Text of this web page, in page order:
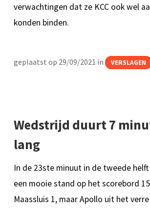
verwachtingen dat ze KCC ook wel
konden binden.
geplaatst op 29/09/2021 in VERSLAGEN
Wedstrijd duurt 7
lang
In de 23ste minuut in de tweede
een mooie stand op het scorebord
Maassluis 1, maar Apollo uit het verre